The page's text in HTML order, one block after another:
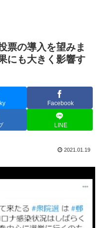
票の導入を望みま
にも大きく影響す
Facebook
LINE
2021.01.19